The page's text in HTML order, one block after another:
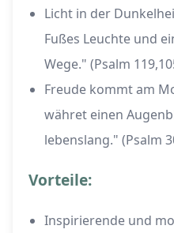
Licht in der
Fußes Leuchte und
Wege." (Psalm
Freude kommt am
währet einen
lebenslang." (Psalm
Vorteile:
Inspirierende und